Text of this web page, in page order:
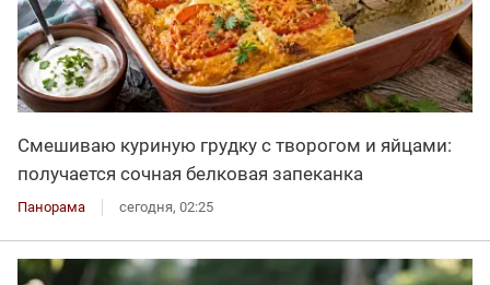
Смешиваю куриную грудку с творогом и яйцами:
получается сочная белковая запеканка
Панорама сегодня, 02:25